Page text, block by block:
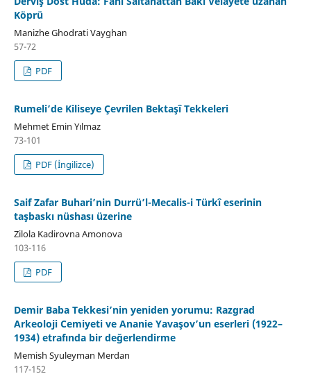
Köprü
Manizhe Ghodrati Vayghan
57-72
PDF
Rumeli’de Kiliseye Çevrilen Bektaşî Tekkeleri
Mehmet Emin Yılmaz
73-101
PDF (İngilizce)
Saif Zafar Buhari’nin Durrü’l-Mecalis-i Türkî eserinin
taşbaskı nüshası üzerine
Zilola Kadirovna Amonova
103-116
PDF
Demir Baba Tekkesi’nin yeniden yorumu: Razgrad
Arkeoloji Cemiyeti ve Ananie Yavaşov’un eserleri (1922–
1934) etrafında bir değerlendirme
Memish Syuleyman Merdan
117-152